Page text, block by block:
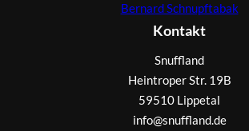
Bernard Schnupftabak
Kontakt
Snuffland
Heintroper Str. 19B
59510 Lippetal
info@snuffland.de